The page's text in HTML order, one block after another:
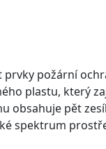
požární
plastu, který
pět
spektrum